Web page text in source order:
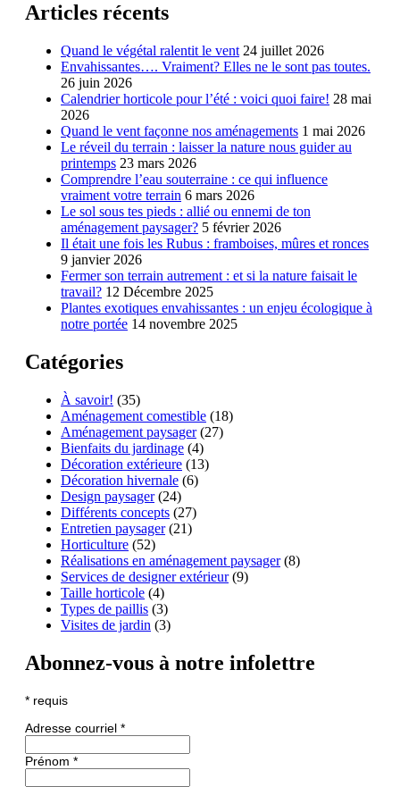
Articles récents
Quand le végétal ralentit le vent 24 juillet 2026
Envahissantes…. Vraiment? Elles ne le sont pas toutes.
26 juin 2026
Calendrier horticole pour l’été : voici quoi faire! 28 mai
2026
Quand le vent façonne nos aménagements 1 mai 2026
Le réveil du terrain : laisser la nature nous guider au
printemps 23 mars 2026
Comprendre l’eau souterraine : ce qui influence
vraiment votre terrain 6 mars 2026
Le sol sous tes pieds : allié ou ennemi de ton
aménagement paysager? 5 février 2026
Il était une fois les Rubus : framboises, mûres et ronces
9 janvier 2026
Fermer son terrain autrement : et si la nature faisait le
travail? 12 Décembre 2025
Plantes exotiques envahissantes : un enjeu écologique à
notre portée 14 novembre 2025
Catégories
À savoir! (35)
Aménagement comestible (18)
Aménagement paysager(27)
Bienfaits du jardinage (4)
Décoration extérieure (13)
Décoration hivernale (6)
Design paysager(24)
Différents concepts (27)
Entretien paysager(21)
Horticulture (52)
Réalisations en aménagement paysager(8)
Services de designer extérieur(9)
Taille horticole (4)
Types de paillis (3)
Visites de jardin (3)
Abonnez-vous à notre infolettre
* requis
Adresse courriel *
Prénom *